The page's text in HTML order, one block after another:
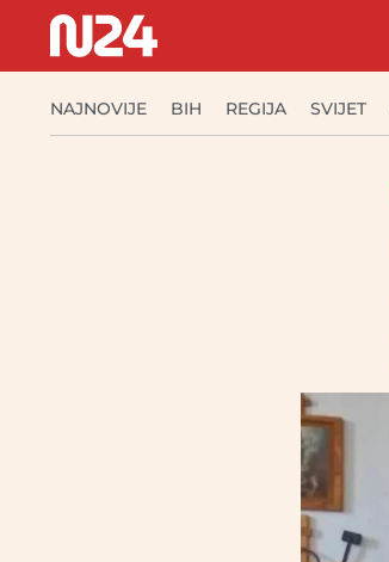
NAJNOVIJE BIH REGIJA SVIJET